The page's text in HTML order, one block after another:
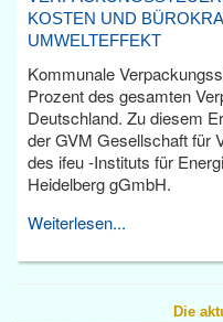
KOSTEN UND
UMWELTEFFEKT
Kommunale
Prozent des gesamten
Deutschland. Zu diesem
der GVM Gesellschaft für
des ifeu -Instituts für
Heidelberg gGmbH.
Weiterlesen...
Die